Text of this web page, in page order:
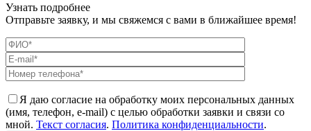
Узнать подробнее
Отправьте заявку, и мы свяжемся с вами в ближайшее время!
Я даю согласие на обработку моих персональных данных
(имя, телефон, e-mail) с целью обработки заявки и связи со
мной. Текст согласия. Политика конфиденциальности.